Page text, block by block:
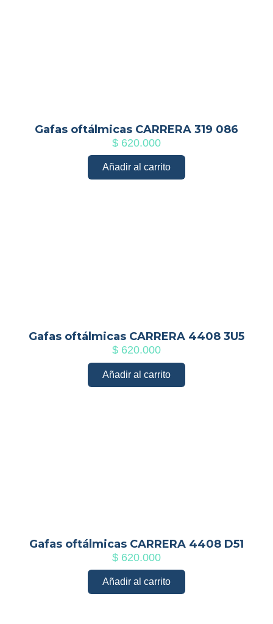
Gafas oftálmicas CARRERA 319 086
$ 620.000
Añadir al carrito
Gafas oftálmicas CARRERA 4408 3U5
$ 620.000
Añadir al carrito
Gafas oftálmicas CARRERA 4408 D51
$ 620.000
Añadir al carrito